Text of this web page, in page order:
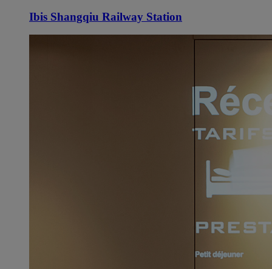
Ibis Shangqiu Railway Station